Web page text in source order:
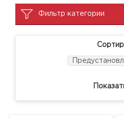
Фильтр категории